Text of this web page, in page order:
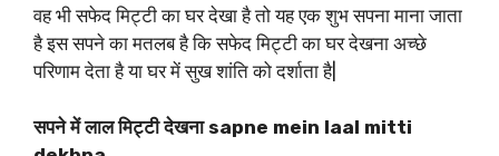
वह भी सफेद मिट्टी का घर देखा है तो यह एक शुभ सपना माना जाता
है इस सपने का मतलब है कि सफेद मिट्टी का घर देखना अच्छे
परिणाम देता है या घर में सुख शांति को दर्शाता है|
सपने में लाल मिट्टी देखना sapne mein laal mitti